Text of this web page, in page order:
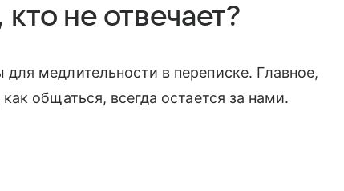
не отвечает?
медлительности в переписке. Главное,
общаться, всегда остается за нами.